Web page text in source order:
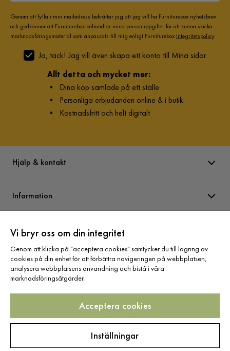
Genom att fylla i min mailadress bekräftar jag att jag vill ha Furniturebox nyhetsbrev
och godkänner att Furniturebox behandlar mina personuppgifter för att kunna skicka
marknadsföringsmaterial som anpassats till mig enligt Furniturebox Integritetspolicy.
Ja, tack! Jag vill även skapa ett konto till Mina sidor.
Allt detta och mycket mer:
• Dina köp samlade på ett ställe
• Personliga erbjudanden online & i butik
• Kostnadsfritt och helt digitalt
Hjälp & kontakt
Information
Varumärken
Sortiment
Följ oss
Vi bryr oss om din integritet
Genom att klicka på "acceptera cookies" samtycker du till lagring av
cookies på din enhet för att förbättra navigeringen på webbplatsen,
analysera webbplatsens användning och bistå i våra
marknadsföringsåtgärder.
Acceptera cookies
Inställningar